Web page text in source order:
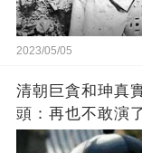
2023/05/05
清朝巨貪和珅真
頭：再也不敢演